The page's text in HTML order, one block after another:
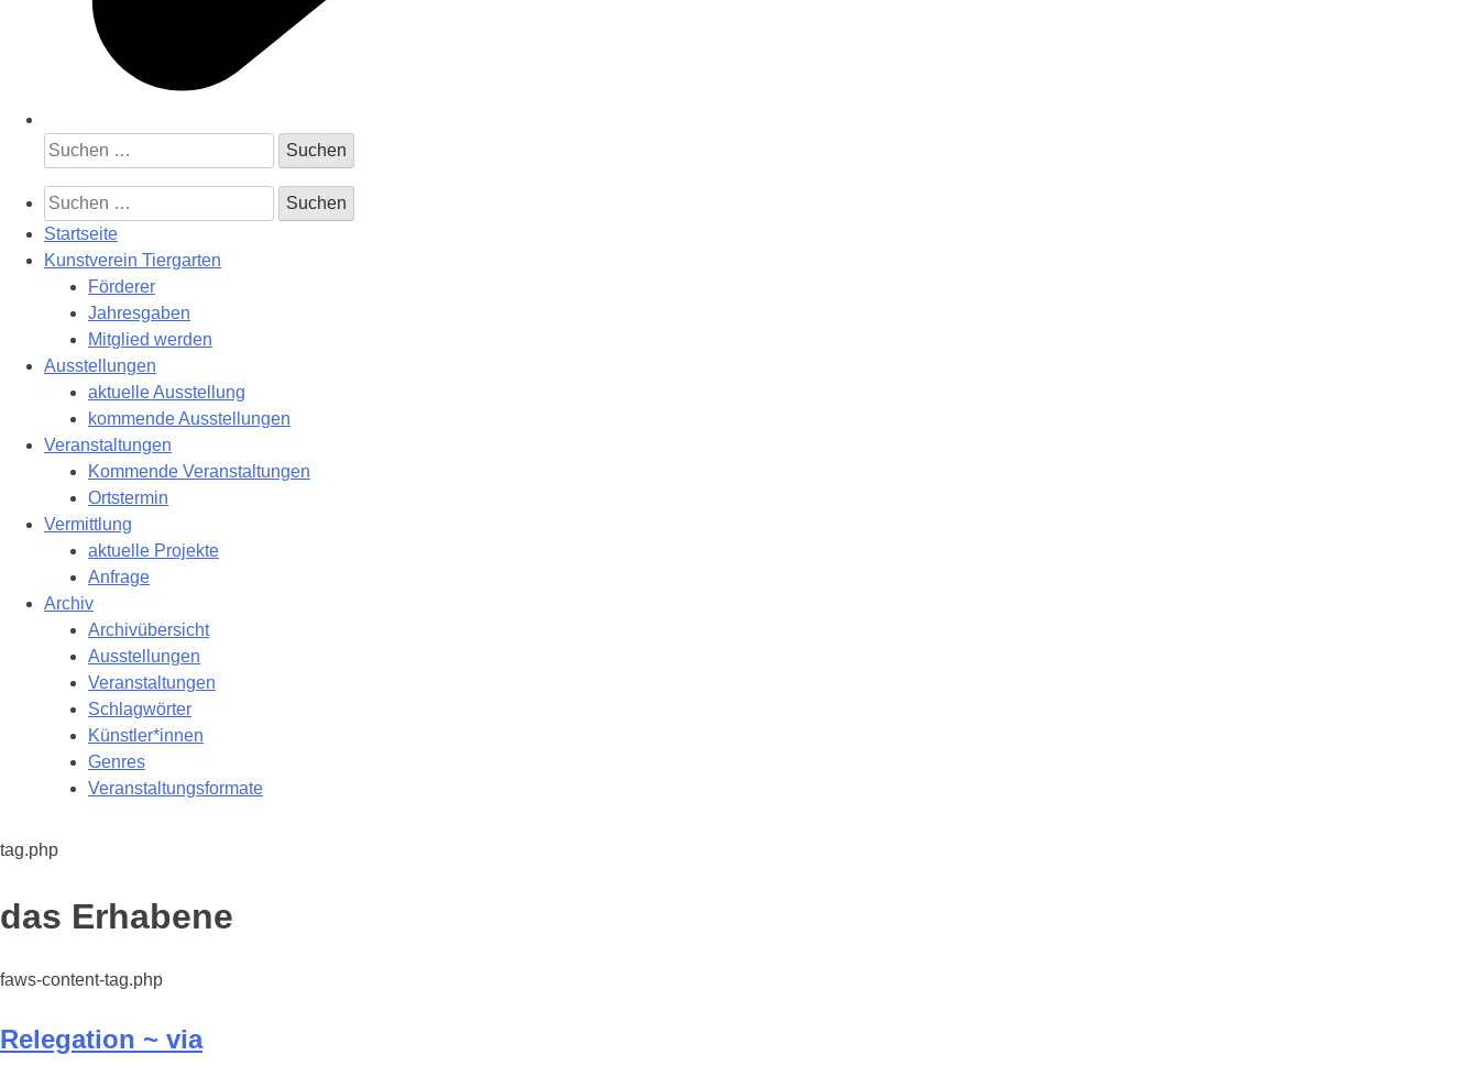
Suchen
nach:
Suchen
nach:
Startseite
Kunstverein Tiergarten
Förderer
Jahresgaben
Mitglied werden
Ausstellungen
aktuelle Ausstellung
kommende Ausstellungen
Veranstaltungen
Kommende Veranstaltungen
Ortstermin
Vermittlung
aktuelle Projekte
Anfrage
Archiv
Archivübersicht
Ausstellungen
Veranstaltungen
Schlagwörter
Künstler*innen
Genres
Veranstaltungsformate
tag.php
Schlagwort:
das Erhabene
faws-content-tag.php
Relegation ~ via